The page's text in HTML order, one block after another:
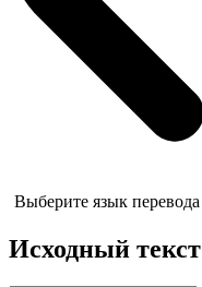
Выберите язык перевода
Исходный текст